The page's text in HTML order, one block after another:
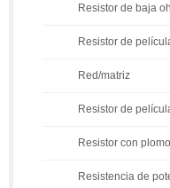
Resistor de baja
Resistor de
Red/matriz
Resistor de
Resistor con plomo
Resistencia de